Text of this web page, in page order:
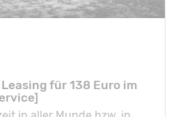
für 138 Euro im